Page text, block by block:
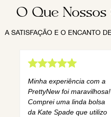
O Que
A SATISFAÇÃO E O ENCANTO
Minha experiência com a
PrettyNew foi maravilhosa!
Comprei uma linda bolsa
da Kate Spade que utilizo